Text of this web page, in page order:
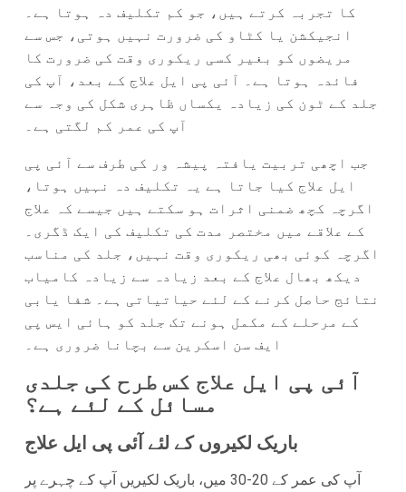
کا تجربہ کرتے ہیں، جو کم تکلیف دہ ہوتا ہے۔
انجیکشن یا کٹاو کی ضرورت نہیں ہوتی، جس سے
مریضوں کو بغیر کسی ریکوری وقت کی ضرورت کا
فائدہ ہوتا ہے۔ آئی پی ایل علاج کے بعد، آپ کی
جلد کے ٹون کی زیادہ یکساں ظاہری شکل کی وجہ سے
آپ کی عمر کم لگتی ہے۔
جب اچھی تربیت یافتہ پیشہ ور کی طرف سے آئی پی
ایل علاج کیا جاتا ہے یہ تکلیف دہ نہیں ہوتا،
اگرچہ کچھ ضمنی اثرات ہو سکتے ہیں جیسے کہ علاج
کے علاقے میں مختصر مدت کی تکلیف کی ایک ڈگری۔
اگرچہ کوئی بھی ریکوری وقت نہیں، جلد کی مناسب
دیکھ بھال علاج کے بعد زیادہ سے زیادہ کامیاب
نتائج حاصل کرنے کے لئے حیاتیاتی ہے۔ شفا یابی
کے مرحلے کے مکمل ہونے تک جلد کو ہائی ایس پی
ایف سن اسکرین سے بچانا ضروری ہے۔
آئی پی ایل علاج کس طرح کی جلدی
مسائل کے لئے ہے؟
باریک لکیروں کے لئے آئی پی ایل علاج
آپ کی عمر کے 20-30 میں، باریک لکیریں آپ کے چہرے پر